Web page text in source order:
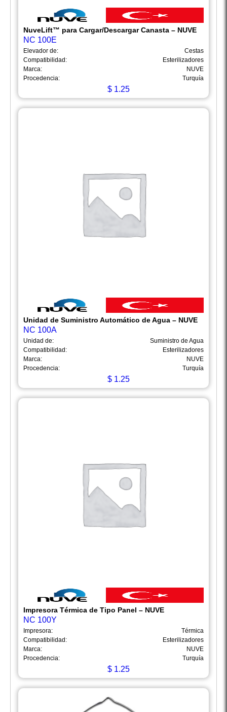
NuveLift™ para Cargar/Descargar Canasta – NUVE
NC 100E
Elevador de:
Cestas
Compatibilidad:
Esterilizadores
Marca:
NUVE
Procedencia:
Turquía
$ 1.25
Unidad de Suministro Automático de Agua – NUVE
NC 100A
Unidad de:
Suministro de Agua
Compatibilidad:
Esterilizadores
Marca:
NUVE
Procedencia:
Turquía
$ 1.25
Impresora Térmica de Tipo Panel – NUVE
NC 100Y
Impresora:
Térmica
Compatibilidad:
Esterilizadores
Marca:
NUVE
Procedencia:
Turquía
$ 1.25